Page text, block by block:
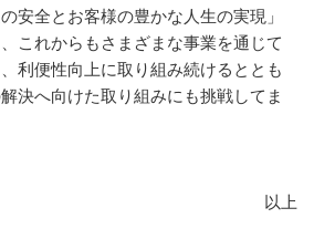
安全とお客様の豊かな人生の実現」
これからもさまざまな事業を通じて
利便性向上に取り組み続けるととも
決へ向けた取り組みにも挑戦してま
以上